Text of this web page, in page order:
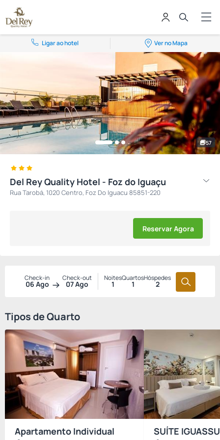
Ligar ao hotel Ver no Mapa
57
Del Rey Quality Hotel - Foz do Iguaçu
Rua Tarobá, 1020 Centro, Foz Do Iguacu 85851-220
Reservar Agora
Check-in
06 Ago
Check-out
07 Ago
Noites
1
Quartos
1
Hóspedes
2
Tipos de Quarto
Apartamento Individual SUÍTE IGUASSU